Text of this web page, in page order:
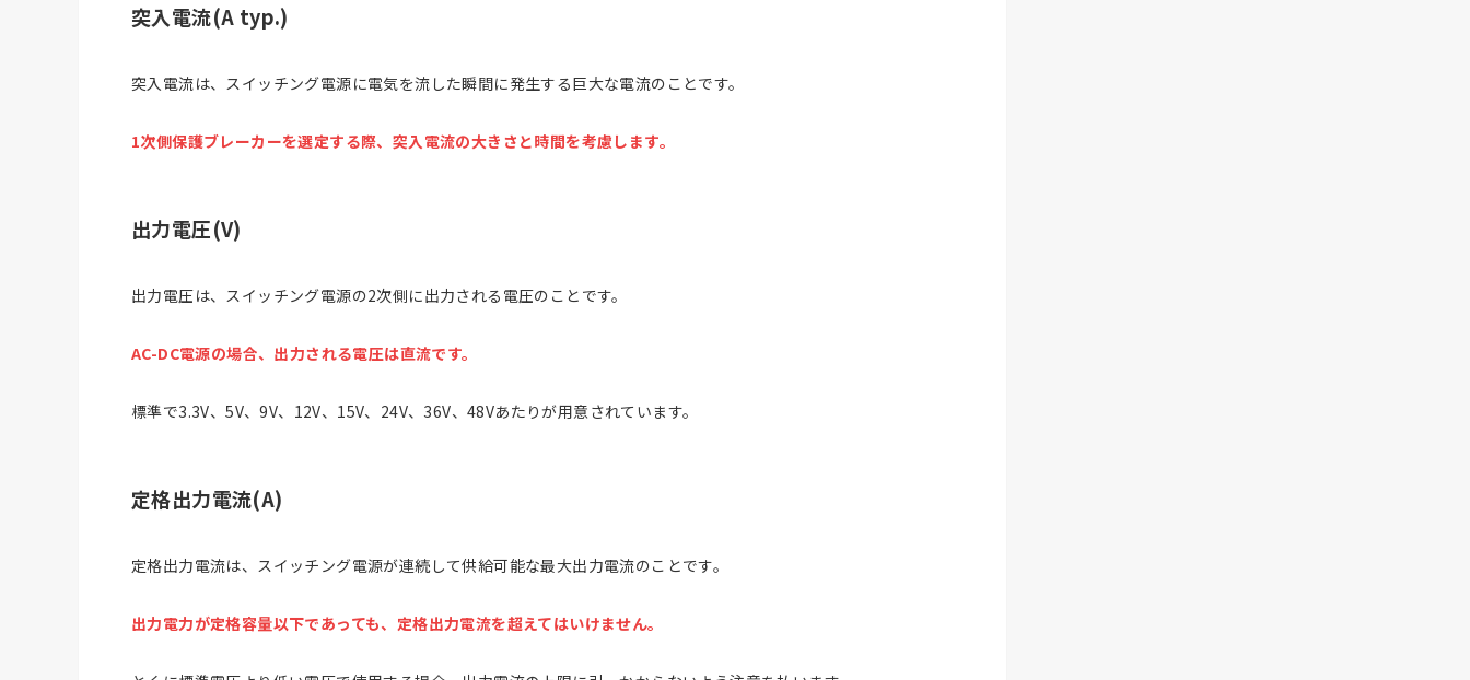
突入電流(A typ.)
突入電流は、スイッチング電源に電気を流した瞬間に発生する巨大な電流のことです。
1次側保護ブレーカーを選定する際、突入電流の大きさと時間を考慮します。
出力電圧(V)
出力電圧は、スイッチング電源の2次側に出力される電圧のことです。
AC-DC電源の場合、出力される電圧は直流です。
標準で3.3V、5V、9V、12V、15V、24V、36V、48Vあたりが用意されています。
定格出力電流(A)
定格出力電流は、スイッチング電源が連続して供給可能な最大出力電流のことです。
出力電力が定格容量以下であっても、定格出力電流を超えてはいけません。